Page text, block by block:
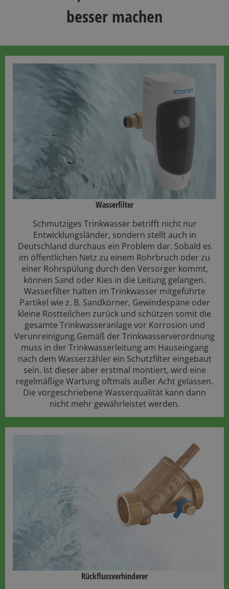
besser machen
Wasserfilter​
Schmutziges Trinkwasser betrifft nicht nur
Entwicklungsländer, sondern stellt auch in
Deutschland durchaus ein Problem dar. Sobald es
im öffentlichen Netz zu einem Rohrbruch oder zu
einer Rohrspülung durch den Versorger kommt,
können Sand oder Kies in die Leitung gelangen.
Wasserfilter halten im Trinkwasser mitgeführte
Partikel wie z. B. Sandkörner, Gewindespäne oder
kleine Rostteilchen zurück und schützen somit die
gesamte Trinkwasseranlage vor Korrosion und
Verunreinigung.Gemäß der Trinkwasserverordnung
muss in der Trinkwasserleitung am Hauseingang
nach dem Wasserzähler ein Schutzfilter eingebaut
sein. Ist dieser aber erstmal montiert, wird eine
regelmäßige Wartung oftmals außer Acht gelassen.
Die vorgeschriebene Wasserqualität kann dann
nicht mehr gewährleistet werden.
Rückflussverhinderer​